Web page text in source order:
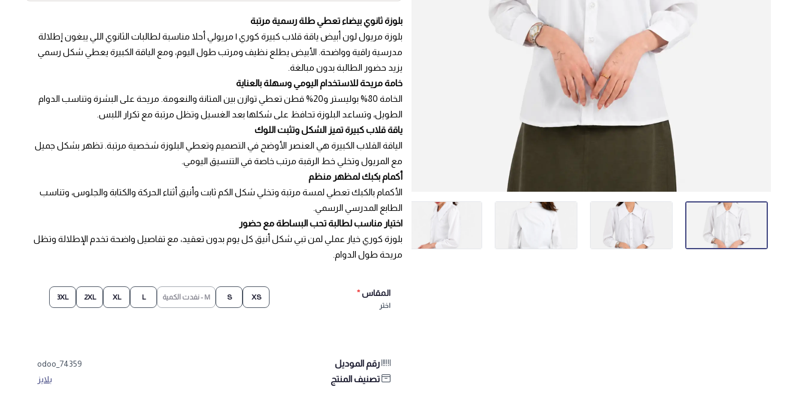
بلوزة ثانوي بيضاء تعطي طلة رسمية مرتبة
بلوزة مريول لون أبيض ياقة قلاب كبيرة كوري | مريولي أحلا مناسبة لطالبات الثانوي اللي يبغون إطلالة
مدرسية راقية وواضحة. الأبيض يطلع نظيف ومرتب طول اليوم، ومع الياقة الكبيرة يعطي شكل رسمي
يزيد حضور الطالبة بدون مبالغة.
خامة مريحة للاستخدام اليومي وسهلة بالعناية
الخامة 80% بوليستر و20% قطن تعطي توازن بين المتانة والنعومة. مريحة على البشرة وتناسب الدوام
الطويل، وتساعد البلوزة تحافظ على شكلها بعد الغسيل وتظل مرتبة مع تكرار اللبس.
ياقة قلاب كبيرة تميز الشكل وتثبت اللوك
الياقة القلاب الكبيرة هي العنصر الأوضح في التصميم وتعطي البلوزة شخصية مرتبة. تظهر بشكل جميل
مع المريول وتخلي خط الرقبة مرتب خاصة في التنسيق اليومي.
أكمام بكبك لمظهر منظم
الأكمام بالكبك تعطي لمسة مرتبة وتخلي شكل الكم ثابت وأنيق أثناء الحركة والكتابة والجلوس، وتناسب
الطابع المدرسي الرسمي.
اختيار مناسب لطالبة تحب البساطة مع حضور
بلوزة كوري خيار عملي لمن تبي شكل أنيق كل يوم بدون تعقيد، مع تفاصيل واضحة تخدم الإطلالة وتظل
مريحة طول الدوام.
المقاس*
اختر
XS
S M - نفدت الكمية L
XL
2XL
3XL
رقم الموديل odoo_74359
تصنيف المنتج بلايز